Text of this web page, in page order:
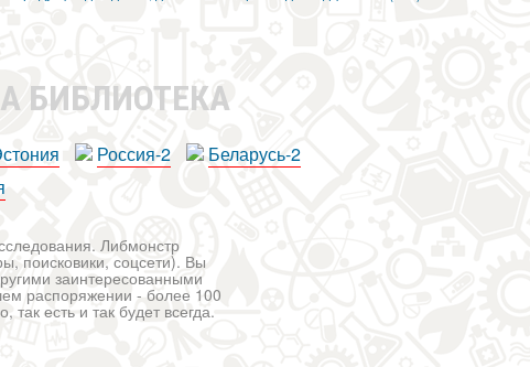
БИБЛИОТЕКА
Россия-2
Беларусь-2
Либмонстр
поисковики, соцсети). Вы
заинтересованными
распоряжении - более 100
есть и так будет всегда.